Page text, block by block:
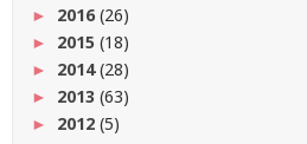
► 2016(26)
► 2015 (18)
► 2014(28)
► 2013 (63)
► 2012 (5)